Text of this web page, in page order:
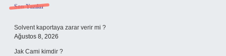
Sidebar
Son Yazılar
Solvent kaportaya zarar verir mi ?
Ağustos 8, 2026
Jak Cami kimdir ?